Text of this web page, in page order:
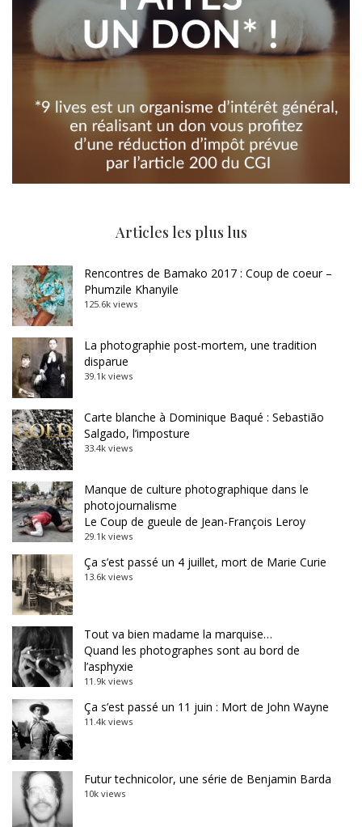
Articles les plus lus
Rencontres de Bamako 2017 : Coup de coeur –
Phumzile Khanyile
125.6k views
La photographie post-mortem, une tradition
disparue
39.1k views
Carte blanche à Dominique Baqué : Sebastião
Salgado, l’imposture
33.4k views
Manque de culture photographique dans le
photojournalisme
Le Coup de gueule de Jean-François Leroy
29.1k views
Ça s’est passé un 4 juillet, mort de Marie Curie
13.6k views
Tout va bien madame la marquise…
Quand les photographes sont au bord de
l’asphyxie
11.9k views
Ça s’est passé un 11 juin : Mort de John Wayne
11.4k views
Futur technicolor, une série de Benjamin Barda
10k views